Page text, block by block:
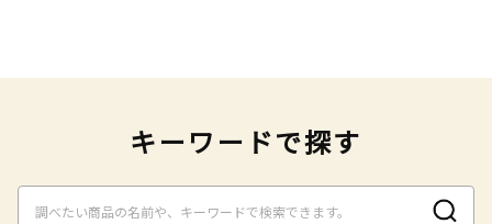
キーワードで探す